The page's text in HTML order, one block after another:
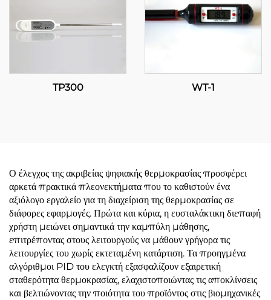
TP300 WT-1
Ο έλεγχος της ακριβείας ψηφιακής θερμοκρασίας προσφέρει
αρκετά πρακτικά πλεονεκτήματα που το καθιστούν ένα
αξιόλογο εργαλείο για τη διαχείριση της θερμοκρασίας σε
διάφορες εφαρμογές. Πρώτα και κύρια, η ευσταλάκτικη διεπαφή
χρήστη μειώνει σημαντικά την καμπύλη μάθησης,
επιτρέποντας στους λειτουργούς να μάθουν γρήγορα τις
λειτουργίες του χωρίς εκτεταμένη κατάρτιση. Τα προηγμένα
αλγόριθμοι PID του ελεγκτή εξασφαλίζουν εξαιρετική
σταθερότητα θερμοκρασίας, ελαχιστοποιώντας τις αποκλίνσεις
και βελτιώνοντας την ποιότητα του προϊόντος στις βιομηχανικές